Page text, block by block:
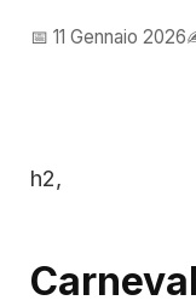
📅 11 Gennaio 2026
h2,